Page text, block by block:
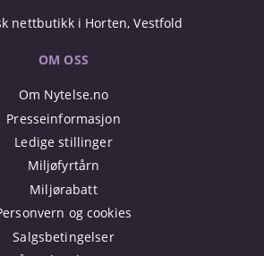
nettbutikk i Horten, Vestfold
OM OSS
Om Nytelse.no
Presseinformasjon
Ledige stillinger
Miljøfyrtårn
Miljørabatt
og cookies
Salgsbetingelser